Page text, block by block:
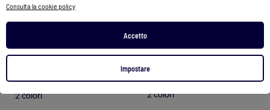
Consulta la cookie policy
Accetto
Impostare
2 colori 2 colori